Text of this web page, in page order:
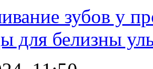
зубов у
для белизны